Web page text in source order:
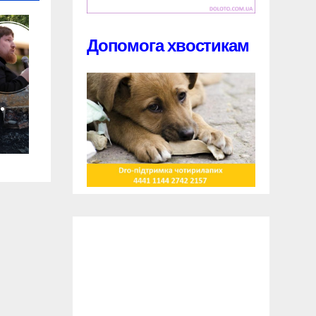
Допомога хвостикам